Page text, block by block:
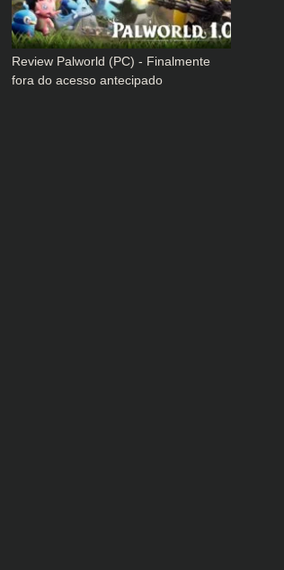
Review Palworld (PC) - Finalmente
fora do acesso antecipado